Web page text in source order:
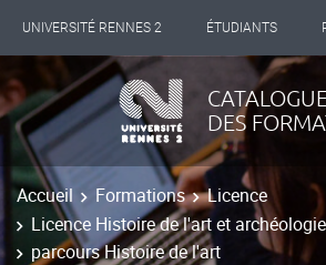
UNIVERSITÉ RENNES 2 ÉTUDIANTS
INTERNATIONAL PROFESSIONNELS
LES NOUVELLES DE RENNES 2
CATALOGUE
DES
Accueil Formations
Licence
Licence Histoire de l'art et archéologie
parcours Histoire de l'art